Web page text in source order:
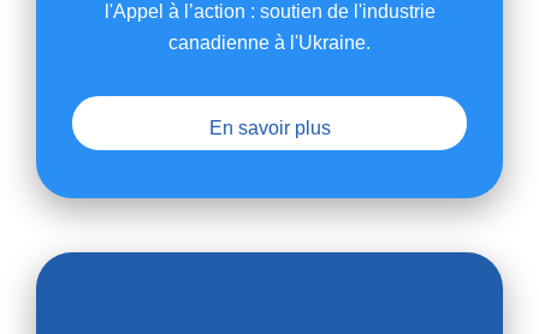
l'Appel à l’action : soutien de l'industrie
canadienne à l'Ukraine.
En savoir plus